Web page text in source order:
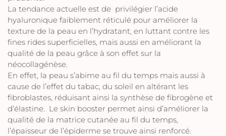
La tendance actuelle est de privilégier l’acide
hyaluronique faiblement réticulé pour améliorer la
texture de la peau en l’hydratant, en luttant contre les
fines rides superficielles, mais aussi en améliorant la
qualité de la peau grâce à son effet sur la
néocollagénèse.
En effet, la peau s’abime au fil du temps mais aussi à
cause de l’effet du tabac, du soleil en altérant les
fibroblastes, réduisant ainsi la synthèse de fibrogène et
d’élastine. Le skin booster permet ainsi d’améliorer la
qualité de la matrice cutanée au fil du temps,
l’épaisseur de l’épiderme se trouve ainsi renforcé.